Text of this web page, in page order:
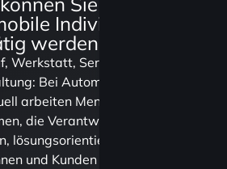
Individuell
werden?
Werkstatt, Service oder
Bei Automobile
arbeiten Menschen
die Verantwortung
lösungsorientiert denken
und Kunden mit einem